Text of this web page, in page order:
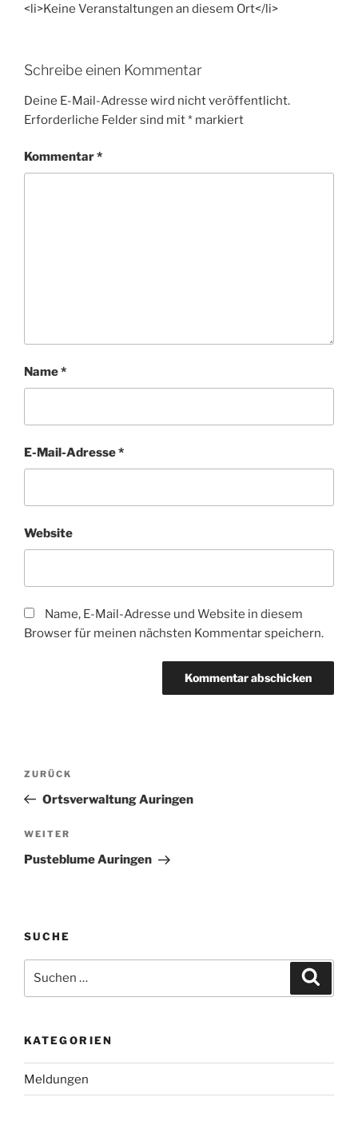
<li>Keine Veranstaltungen an diesem Ort</li>
Schreibe einen Kommentar
Deine E-Mail-Adresse wird nicht veröffentlicht.
Erforderliche Felder sind mit* markiert
Kommentar*
Name*
E-Mail-Adresse*
Website
Name, E-Mail-Adresse und Website in diesem
Browser für meinen nächsten Kommentar speichern.
Beitragsnavigation
Vorheriger
Beitrag
ZURÜCK
Ortsverwaltung Auringen
Nächster
Beitrag
WEITER
Pusteblume Auringen
SUCHE
nach:
KATEGORIEN
Meldungen